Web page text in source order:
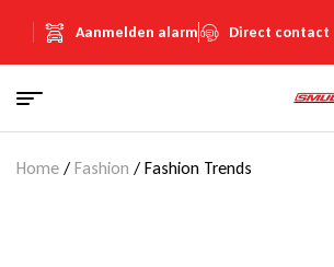
Aanmelden alarm Direct contact
Home / Fashion / Fashion Trends